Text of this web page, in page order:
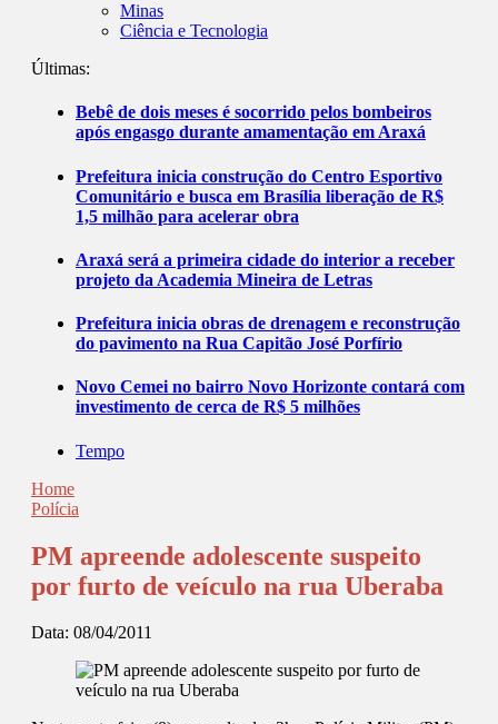
Minas
Ciência e Tecnologia
Últimas:
Bebê de dois meses é socorrido pelos bombeiros
após engasgo durante amamentação em Araxá
Prefeitura inicia construção do Centro Esportivo
Comunitário e busca em Brasília liberação de R$
1,5 milhão para acelerar obra
Araxá será a primeira cidade do interior a receber
projeto da Academia Mineira de Letras
Prefeitura inicia obras de drenagem e reconstrução
do pavimento na Rua Capitão José Porfírio
Novo Cemei no bairro Novo Horizonte contará com
investimento de cerca de R$ 5 milhões
Tempo
Home
Polícia
PM apreende adolescente suspeito
por furto de veículo na rua Uberaba
Data: 08/04/2011